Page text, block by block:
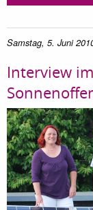
Samstag, 5. Juni
Interview